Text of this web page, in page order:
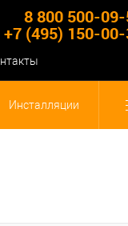
8 800 500-
+7 (495) 150-
Инсталляции